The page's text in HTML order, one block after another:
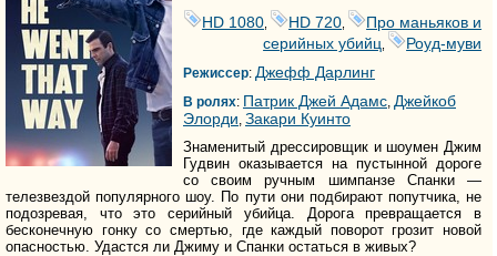
HD 1080
HD 720
Про маньяков и
серийных убийц
Роуд-муви
Режиссер: Джефф Дарлинг
В ролях: Патрик Джей Адамс, Джейкоб
Элорди, Закари Куинто
Знаменитый дрессировщик и шоумен Джим
Гудвин оказывается на пустынной дороге
со своим ручным шимпанзе Спанки —
телезвездой популярного шоу. По пути они подбирают попутчика, не
подозревая, что это серийный убийца. Дорога превращается в
бесконечную гонку со смертью, где каждый поворот грозит новой
опасностью. Удастся ли Джиму и Спанки остаться в живых?